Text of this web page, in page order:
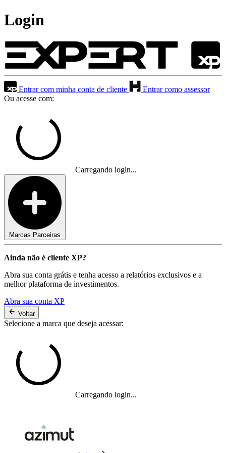
Login
Entrar com minha conta de cliente
Entrar como assessor
Ou acesse com:
Carregando login...
Marcas Parceiras
Ainda não é cliente XP?
Abra sua conta grátis e tenha acesso a relatórios exclusivos e a
melhor plataforma de investimentos.
Abra sua conta XP
Voltar
Selecione a marca que deseja acessar:
Carregando login...